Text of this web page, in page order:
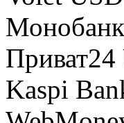
Приват24
Kaspi